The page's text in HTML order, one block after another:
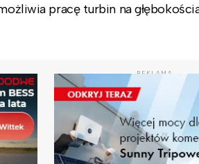
pracę turbin na
REKLAMA